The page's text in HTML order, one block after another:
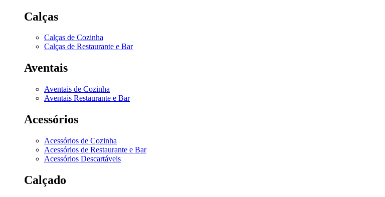
Calças
Calças de Cozinha
Calças de Restaurante e Bar
Aventais
Aventais de Cozinha
Aventais Restaurante e Bar
Acessórios
Acessórios de Cozinha
Acessórios de Restaurante e Bar
Acessórios Descartáveis
Calçado